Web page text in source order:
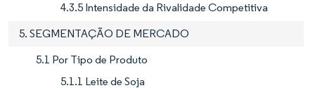
4.3.5 Intensidade da Rivalidade Competitiva
5. SEGMENTAÇÃO DE MERCADO
5.1 Por Tipo de Produto
5.1.1 Leite de Soja